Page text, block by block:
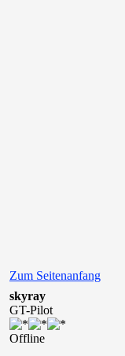
Zum Seitenanfang
skyray
GT-Pilot
Offline